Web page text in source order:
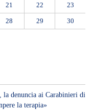
21 22 23
28 29 30
la denuncia ai Carabinieri di
la terapia»